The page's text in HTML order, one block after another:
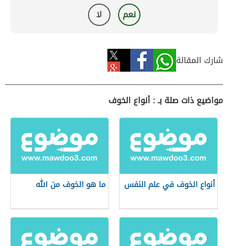
نعم لا
شارك المقالة
مواضيع ذات صلة بـ : أنواع الخوف
أنواع الخوف في علم النفس ما هو الخوف من الله